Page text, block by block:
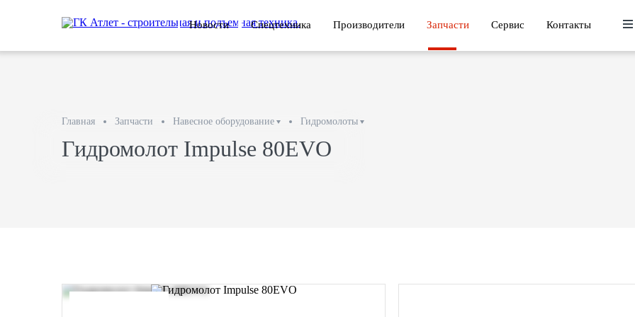
Новости Спецтехника Производители Запчасти Сервис Контакты
Главная Запчасти Навесное оборудование Гидромолоты
Гидромолот Impulse 80EVO